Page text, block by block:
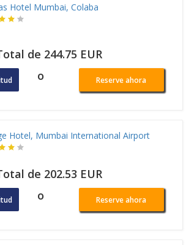
Hotel Mumbai, Colaba
de 244.75 EUR
o Reserve ahora
Hotel, Mumbai International Airport
de 202.53 EUR
o Reserve ahora